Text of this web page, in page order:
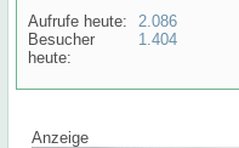
Aufrufe heute:
Besucher
heute:
2.086
1.404
Anzeige